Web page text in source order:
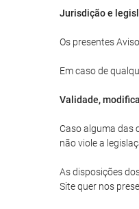
Jurisdição e
Os presentes
Em caso de
Validade,
Caso alguma das
não viole a
As disposições
Site quer nos